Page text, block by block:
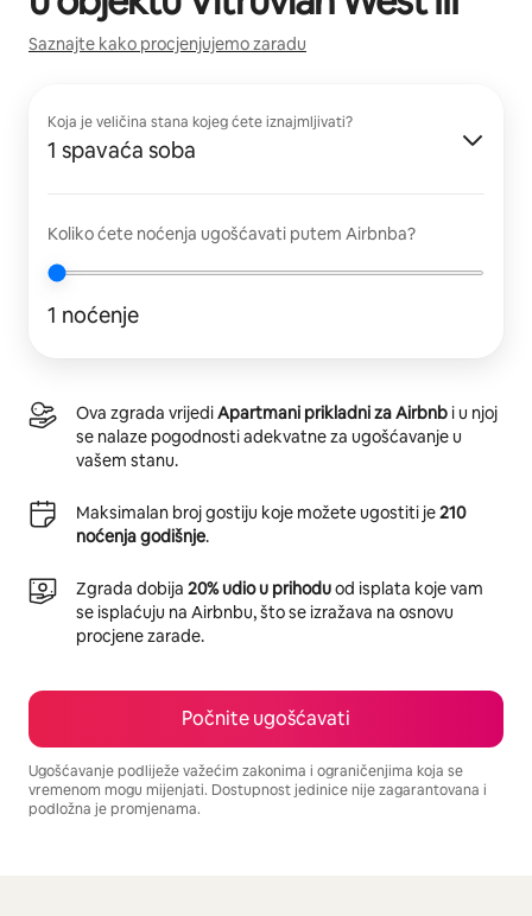
Saznajte kako procjenjujemo zaradu
Koja je veličina stana kojeg ćete iznajmljivati?
1 spavaća soba
Koliko ćete noćenja ugošćavati putem Airbnba?
1 noćenje
Ova zgrada vrijediApartmani prikladni za Airbnb i u njoj
se nalaze pogodnosti adekvatne za ugošćavanje u
vašem stanu.
Maksimalan broj gostiju koje možete ugostiti je210
noćenja godišnje.
Zgrada dobija 20% udio u prihoduod isplata koje vam
se isplaćuju na Airbnbu, što se izražava na osnovu
procjene zarade.
Počnite ugošćavati
Ugošćavanje podliježe važećim zakonima i ograničenjima koja se
vremenom mogu mijenjati. Dostupnost jedinice nije zagarantovana i
podložna je promjenama.